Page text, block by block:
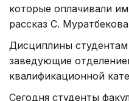
которые оплачивали
рассказ С.
Дисциплины
заведующие
квалификационной
Сегодня студенты